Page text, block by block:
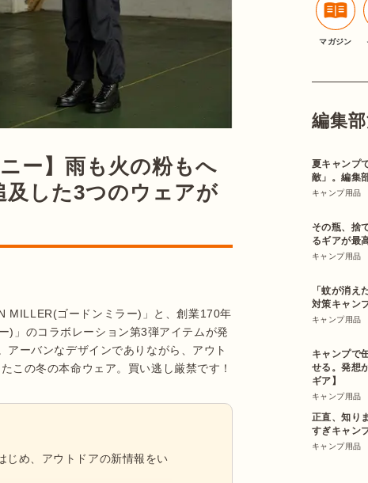
ー】雨も火の粉もへ
及した3つのウェアが
MILLER(ゴードンミラー)」と、創業170年
)」のコラボレーション第3弾アイテムが発
ーバンなデザインでありながら、アウト
この冬の本命ウェア。買い逃し厳禁です！
め、アウトドアの新情報をい
マガジン
編集
夏キャンプ
敵」。編集
キャンプ用品
その瓶、捨
るギアが最
キャンプ用品
「蚊が消
対策キャン
キャンプ用品
キャンプで
せる。発想
ギア】
キャンプ用品
正直、知り
すぎキャン
キャンプ用品